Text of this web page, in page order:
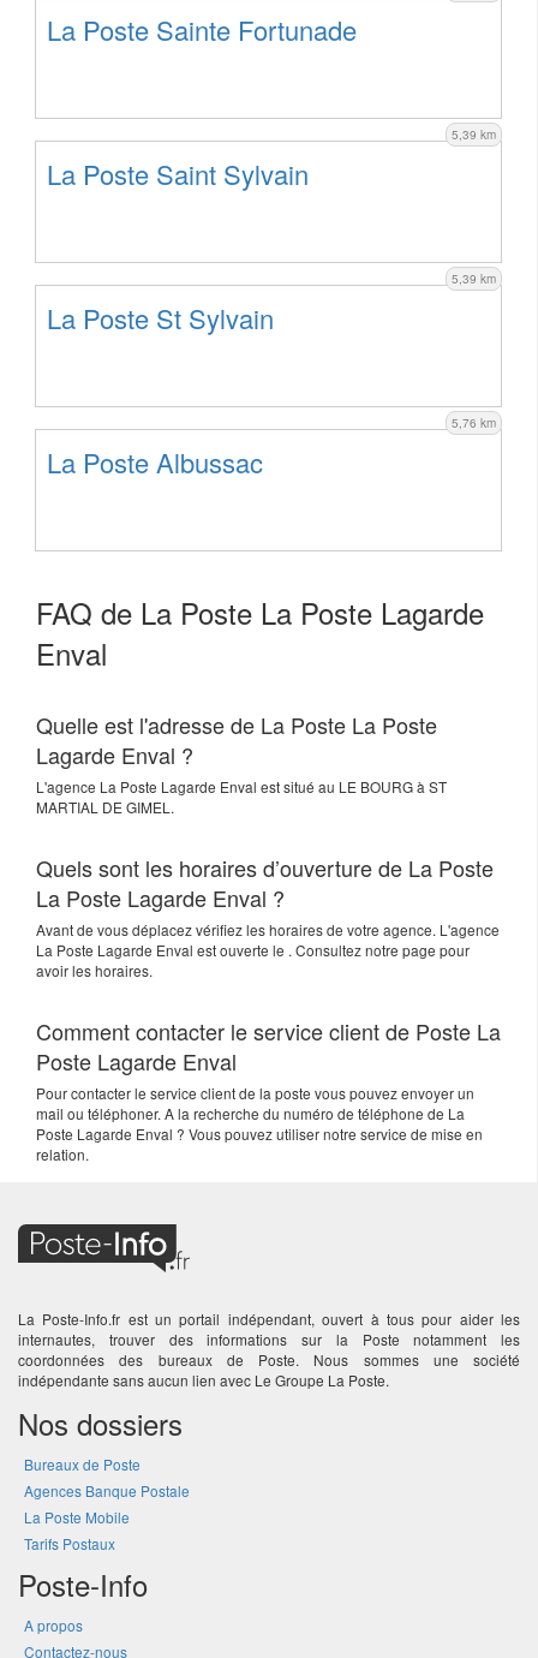
La Poste Sainte Fortunade
5,39 km
La Poste Saint Sylvain
5,39 km
La Poste St Sylvain
5,76 km
La Poste Albussac
FAQ de La Poste La Poste Lagarde
Enval
Quelle est l'adresse de La Poste La Poste
Lagarde Enval ?
L'agence La Poste Lagarde Enval est situé au LE BOURGà ST
MARTIAL DE GIMEL .
Quels sont les horaires d’ouverture de La Poste
La Poste Lagarde Enval ?
Avant de vous déplacez vérifiez les horaires de votre agence. L'agence
La Poste Lagarde Enval est ouverte le . Consultez notre page pour
avoir les horaires.
Comment contacter le service client de Poste La
Poste Lagarde Enval
Pour contacter le service client de la poste vous pouvez envoyer un
mail ou téléphoner. A la recherche du numéro de téléphone de La
Poste Lagarde Enval ? Vous pouvez utiliser notre service de mise en
relation.
La Poste-Info.fr est un portail indépendant, ouvert à tous pour aider les
internautes, trouver des informations sur la Poste notamment les
coordonnées des bureaux de Poste. Nous sommes une société
indépendante sans aucun lien avec Le Groupe La Poste.
Nos dossiers
Bureaux de Poste
Agences Banque Postale
La Poste Mobile
Tarifs Postaux
Poste-Info
A propos
Contactez-nous